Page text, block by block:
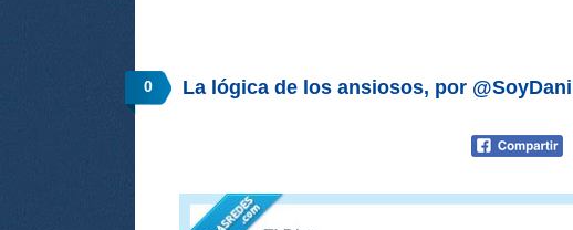
0 La lógica de los ansiosos, por